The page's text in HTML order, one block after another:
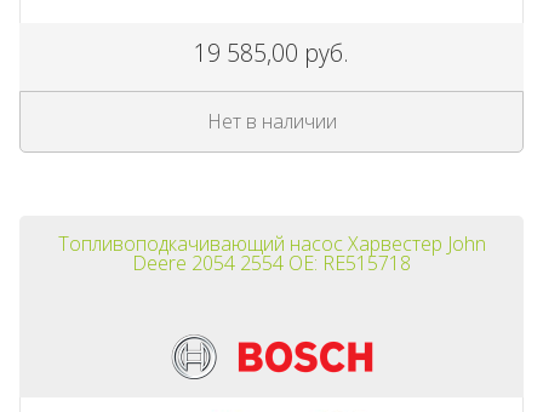
19 585,00 руб.
Нет в наличии
Топливоподкачивающий насос Харвестер John
Deere 2054 2554 OE: RE515718